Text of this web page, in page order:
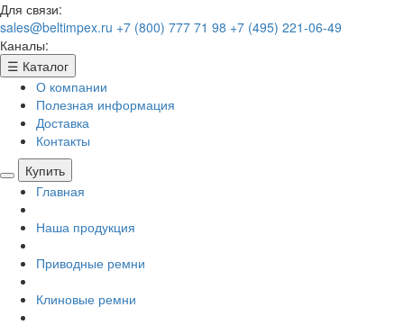
Для связи:
sales@beltimpex.ru +7 (800) 777 71 98 +7 (495) 221-06-49
Каналы:
☰ Каталог
О компании
Полезная информация
Доставка
Контакты
Купить
Главная
Наша продукция
Приводные ремни
Клиновые ремни